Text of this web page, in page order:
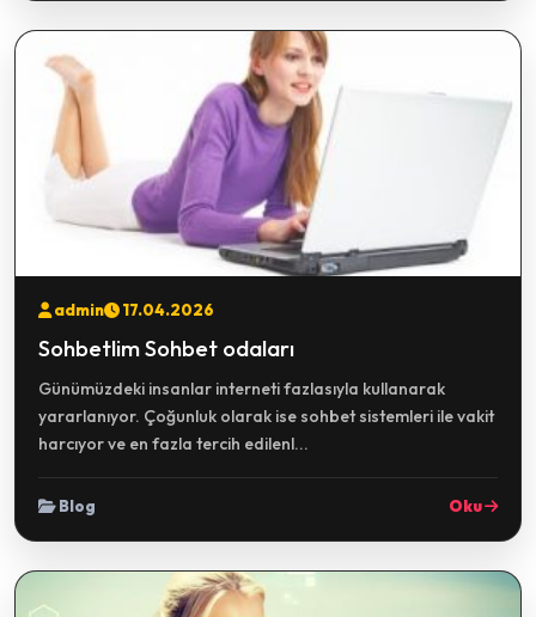
admin 17.04.2026
Sohbetlim Sohbet odaları
Günümüzdeki insanlar interneti fazlasıyla kullanarak
yararlanıyor. Çoğunluk olarak ise sohbet sistemleri ile vakit
harcıyor ve en fazla tercih edilenl...
Blog Oku